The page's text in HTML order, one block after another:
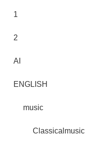
1
2
AI
ENGLISH
music
Classicalmusic